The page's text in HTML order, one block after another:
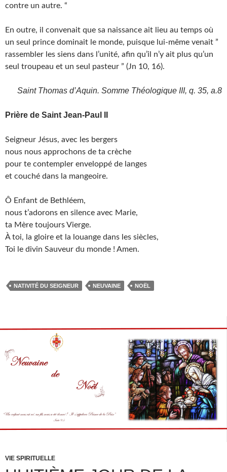
contre un autre. “
En outre, il convenait que sa naissance ait lieu au temps où
un seul prince dominait le monde, puisque lui-même venait ”
rassembler les siens dans l’unité, afin qu’il n’y ait plus qu’un
seul troupeau et un seul pasteur ” (Jn 10, 16).
Saint Thomas d’Aquin. Somme Théologique III, q. 35, a.8
Prière de Saint Jean-Paul II
Seigneur Jésus, avec les bergers
nous nous approchons de ta crèche
pour te contempler enveloppé de langes
et couché dans la mangeoire.
Ô Enfant de Bethléem,
nous t’adorons en silence avec Marie,
ta Mère toujours Vierge.
À toi, la gloire et la louange dans les siècles,
Toi le divin Sauveur du monde ! Amen.
NATIVITÉ DU SEIGNEUR NEUVAINE NOËL
VIE SPIRITUELLE